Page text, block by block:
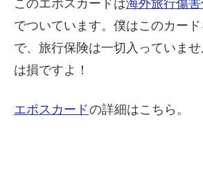
このエポスカードは海外旅行傷
でついています。僕はこのカー
で、旅行保険は一切入っていま
は損ですよ！
エポスカードの詳細はこちら。